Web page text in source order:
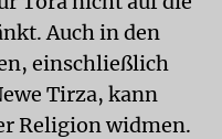
Auch in den
einschließlich
Tirza, kann
Religion widmen.